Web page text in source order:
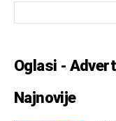
Oglasi -
Najnovije